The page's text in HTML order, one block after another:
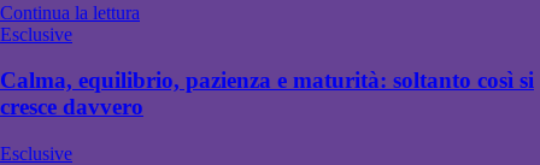
Continua la lettura
Esclusive
Calma, equilibrio, pazienza e maturità: soltanto così si
cresce davvero
Esclusive